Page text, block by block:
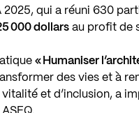
2025, qui a réuni 630
000 dollars au profit de
« Humaniser
des vies et à
et d’inclusion, a